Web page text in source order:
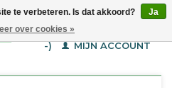
WINKELWAGEN (€--,-
-)
MIJN ACCOUNT
te verbeteren. Is dat akkoord?
Ja
over cookies »